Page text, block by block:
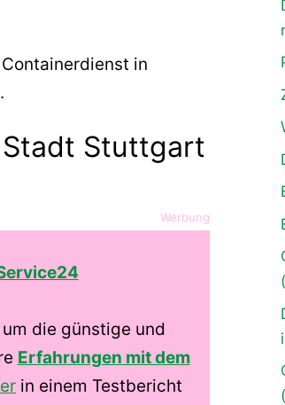
in
Stuttgart
Werbung
die günstige und
Erfahrungen mit dem
in einem Testbericht